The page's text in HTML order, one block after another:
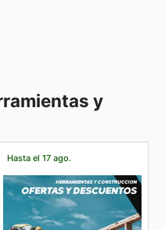
y
Hasta el 17 ago.